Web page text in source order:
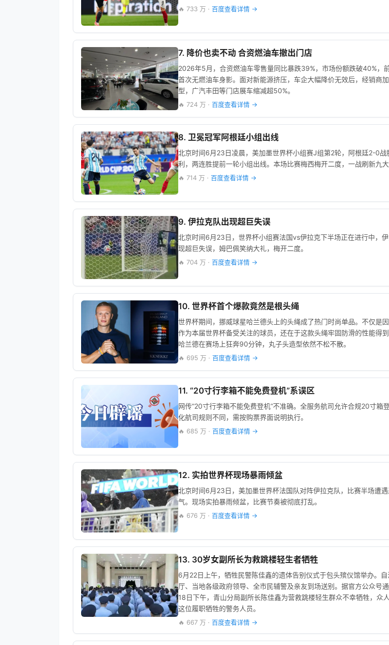
🔥 733 万 · 百度查看详情 →
7. 降价也卖不动 合资燃油车撤出门店
2026年5月，合资燃油车零售量同比暴跌39%，市场份额跌破40%，
首次无燃油车身影。面对新能源挤压，车企大幅降价无效后，经销商
型，广汽丰田等门店展车缩减超50%。
🔥 724 万 · 百度查看详情 →
8. 卫冕冠军阿根廷小组出线
北京时间6月23日凌晨，美加墨世界杯小组赛J组第2轮，阿根廷2-0战
利，两连胜提前一轮小组出线。本场比赛梅西梅开二度，一战刷新九大
🔥 714 万 · 百度查看详情 →
9. 伊拉克队出现超巨失误
北京时间6月23日，世界杯小组赛法国vs伊拉克下半场正在进行中，
现超巨失误，姆巴佩笑纳大礼，梅开二度。
🔥 704 万 · 百度查看详情 →
10. 世界杯首个爆款竟然是根头绳
世界杯期间，挪威球星哈兰德头上的头绳成了热门时尚单品。不仅是
作为本届世界杯备受关注的球员，还在于这款头绳牢固防滑的性能
哈兰德在赛场上狂奔90分钟，丸子头造型依然不松不散。
🔥 695 万 · 百度查看详情 →
11. “20寸行李箱不能免费登机”系误区
网传“20寸行李箱不能免费登机”不准确。全服务航司允许合规20寸箱
化航司规则不同，需按购票界面说明执行。
🔥 685 万 · 百度查看详情 →
12. 实拍世界杯现场暴雨倾盆
北京时间6月23日，美加墨世界杯法国队对阵伊拉克队，比赛半场遭
气。现场实拍暴雨倾盆，比赛节奏被彻底打乱。
🔥 676 万 · 百度查看详情 →
13. 30岁女副所长为救跳楼轻生者牺牲
6月22日上午，牺牲民警陈佳鑫的遗体告别仪式于包头殡仪馆举办。自
厅、当地各级政府领导、全市民辅警及亲友到场送别。据官方公众号
18日下午，青山分局副所长陈佳鑫为营救跳楼轻生群众不幸牺牲，众
这位履职牺牲的警务人员。
🔥 667 万 · 百度查看详情 →